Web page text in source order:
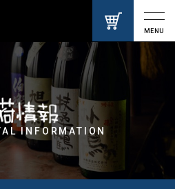
MENU
INFORMATION